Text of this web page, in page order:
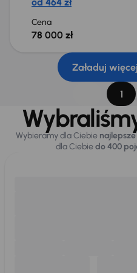
Cena
78 000 zł
Załaduj
1
Wybieramy dla Ciebie
dla Ciebiedo 400